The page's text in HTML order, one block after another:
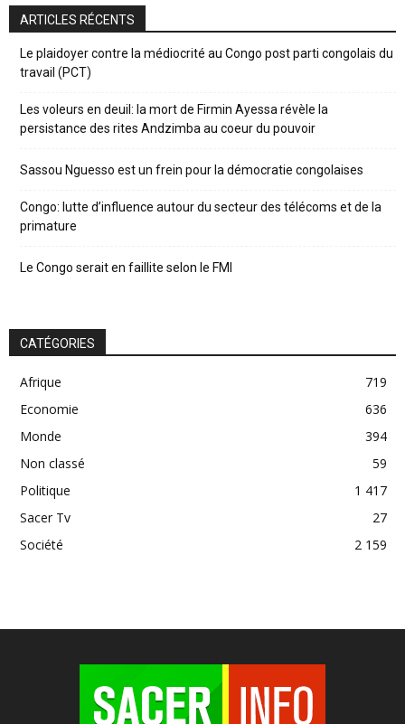
ARTICLES RÉCENTS
Le plaidoyer contre la médiocrité au Congo post parti congolais du
travail (PCT)
Les voleurs en deuil: la mort de Firmin Ayessa révèle la
persistance des rites Andzimba au coeur du pouvoir
Sassou Nguesso est un frein pour la démocratie congolaises
Congo: lutte d’influence autour du secteur des télécoms et de la
primature
Le Congo serait en faillite selon le FMI
CATÉGORIES
Afrique
719
Economie
636
Monde
394
Non classé
59
Politique
1 417
Sacer Tv
27
Société
2 159